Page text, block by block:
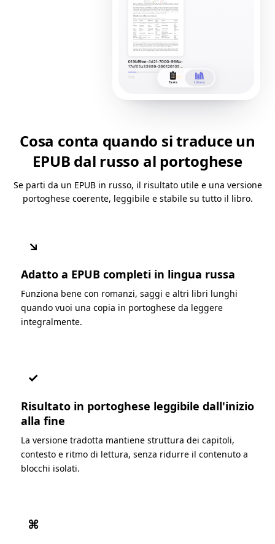
Cosa conta quando si traduce un
EPUB dal russo al portoghese
Se parti da un EPUB in russo, il risultato utile e una versione
portoghese coerente, leggibile e stabile su tutto il libro.
↘
Adatto a EPUB completi in lingua russa
Funziona bene con romanzi, saggi e altri libri lunghi
quando vuoi una copia in portoghese da leggere
integralmente.
✓
Risultato in portoghese leggibile dall'inizio
alla fine
La versione tradotta mantiene struttura dei capitoli,
contesto e ritmo di lettura, senza ridurre il contenuto a
blocchi isolati.
⌘